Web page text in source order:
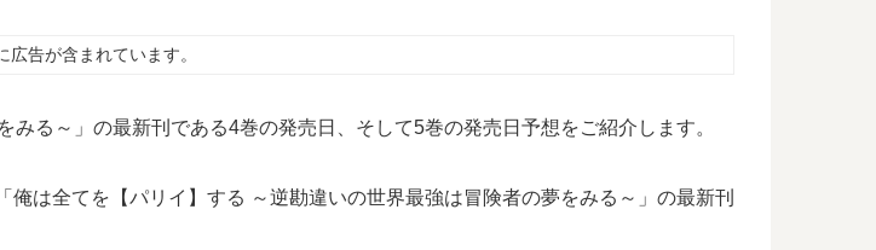
広告が含まれています。
る～」の最新刊である4巻の発売日、そして5巻の発売日予想をご紹介します。
は全てを【パリイ】する ～逆勘違いの世界最強は冒険者の夢をみる～」の最新刊